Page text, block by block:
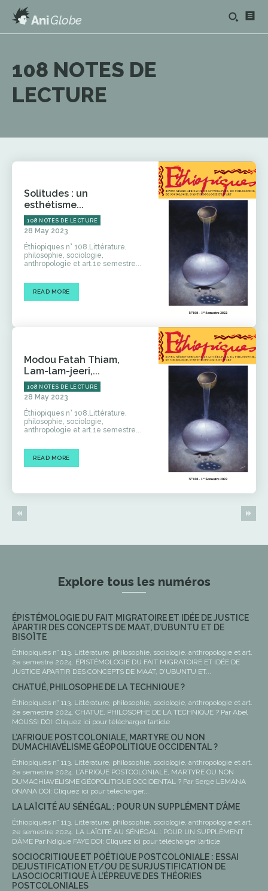
AniGlobe
108 NOTES DE
LECTURE
Solitudes : un
esthétisme...
108 NOTES DE LECTURE
28 May 2023
Éthiopiques n° 108.Littérature,
philosophie, sociologie,
anthropologie et art.1e semestre...
READ MORE
Modou Fatah Thiam,
Lam-lam-jeeri,...
108 NOTES DE LECTURE
28 May 2023
Éthiopiques n° 108.Littérature,
philosophie, sociologie,
anthropologie et art.1e semestre...
READ MORE
Explore tous les numéros
ÉPISTÉMOLOGIE DU FAIT MIGRATOIRE ET IDÉE DE JUSTICE
ÀPARTIR DES CONCEPTS DE MAAT, D’UBUNTU ET DE
BISOÏTE
Éthiopiques n° 113. Littérature, philosophie, sociologie, anthropologie et art.
2e semestre 2024. ÉPISTÉMOLOGIE DU FAIT MIGRATOIRE ET IDÉE DE
JUSTICE ÀPARTIR DES CONCEPTS DE MAAT, D'UBUNTU ET...
CHATUÉ, PHILOSOPHE DE LA TECHNIQUE ?
Éthiopiques n° 113. Littérature, philosophie, sociologie, anthropologie et art.
2e semestre 2024. CHATUÉ, PHILOSOPHE DE LA TECHNIQUE ? Par Abel
MOUSSI DOI: Cliquez ici pour télécharger l’article
L’AFRIQUE POSTCOLONIALE, MARTYRE OU NON
DUMACHIAVÉLISME GÉOPOLITIQUE OCCIDENTAL ?
Éthiopiques n° 113. Littérature, philosophie, sociologie, anthropologie et art.
2e semestre 2024. L’AFRIQUE POSTCOLONIALE, MARTYRE OU NON
DUMACHIAVÉLISME GÉOPOLITIQUE OCCIDENTAL ? Par Serge LEMANA
ONANA DOI: Cliquez ici pour télécharger...
LA LAÏCITÉ AU SÉNÉGAL : POUR UN SUPPLÉMENT D’ÂME
Éthiopiques n° 113. Littérature, philosophie, sociologie, anthropologie et art.
2e semestre 2024. LA LAÏCITÉ AU SÉNÉGAL : POUR UN SUPPLÉMENT
D’ÂME Par Ndigue FAYE DOI: Cliquez ici pour télécharger l’article
SOCIOCRITIQUE ET POÉTIQUE POSTCOLONIALE : ESSAI
DEJUSTIFICATION ET/OU DE SURJUSTIFICATION DE
LASOCIOCRITIQUE À L’ÉPREUVE DES THÉORIES
POSTCOLONIALES